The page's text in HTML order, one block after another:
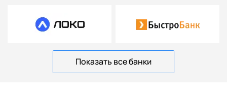
Показать все банки